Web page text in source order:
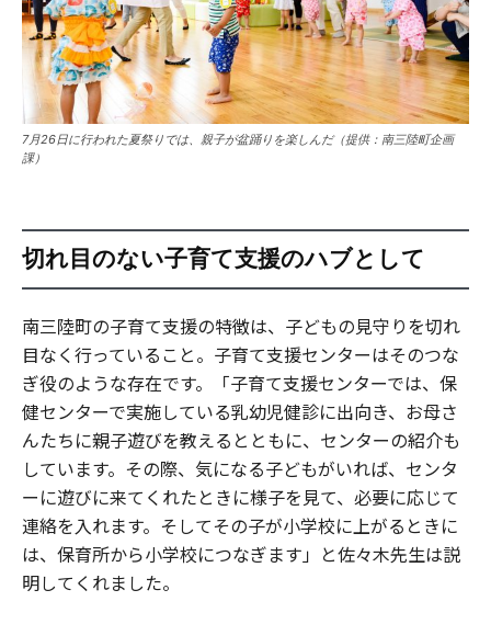
7月26日に行われた夏祭りでは、親子が盆踊りを楽しんだ（提供：南三陸町企画
課）
切れ目のない子育て支援のハブとして
南三陸町の子育て支援の特徴は、子どもの見守りを切れ
目なく行っていること。子育て支援センターはそのつな
ぎ役のような存在です。「子育て支援センターでは、保
健センターで実施している乳幼児健診に出向き、お母さ
んたちに親子遊びを教えるとともに、センターの紹介も
しています。その際、気になる子どもがいれば、センタ
ーに遊びに来てくれたときに様子を見て、必要に応じて
連絡を入れます。そしてその子が小学校に上がるときに
は、保育所から小学校につなぎます」と佐々木先生は説
明してくれました。